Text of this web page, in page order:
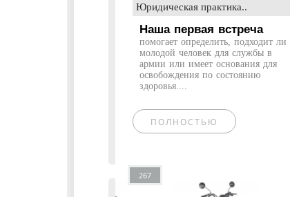
Юридическая практика..
Наша первая встреча
помогает определить, подходит ли
молодой человек для службы в
армии или имеет основания для
освобождения по состоянию
здоровья....
ПОЛНОСТЬЮ
267